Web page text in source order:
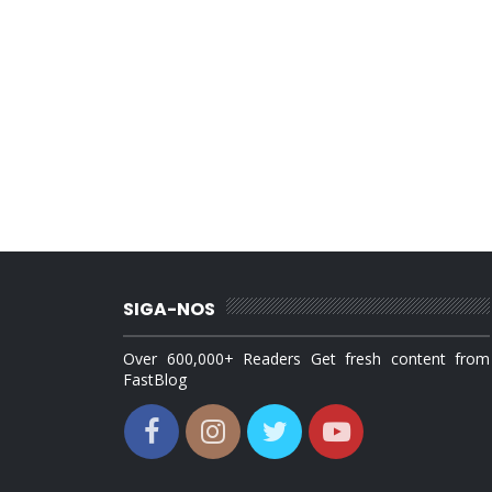
SIGA-NOS
Over 600,000+ Readers Get fresh content from
FastBlog